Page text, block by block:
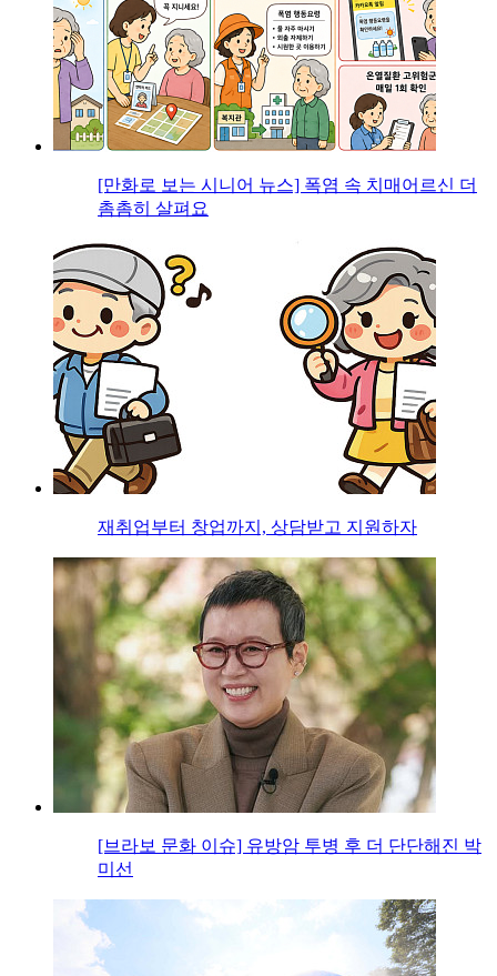
[만화로 보는 시니어 뉴스] 폭염 속 치매어르신 더
촘촘히 살펴요
재취업부터 창업까지, 상담받고 지원하자
[브라보 문화 이슈] 유방암 투병 후 더 단단해진 박
미선